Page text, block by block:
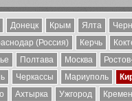
Донецк Крым Ялта
(Россия) Керчь
Полтава Москва
Черкассы Мариуполь
Ахтырка Ужгород